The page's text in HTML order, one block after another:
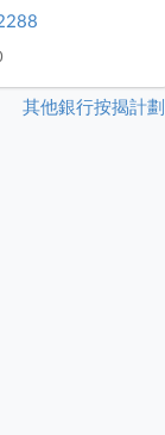
其他銀行按揭計劃